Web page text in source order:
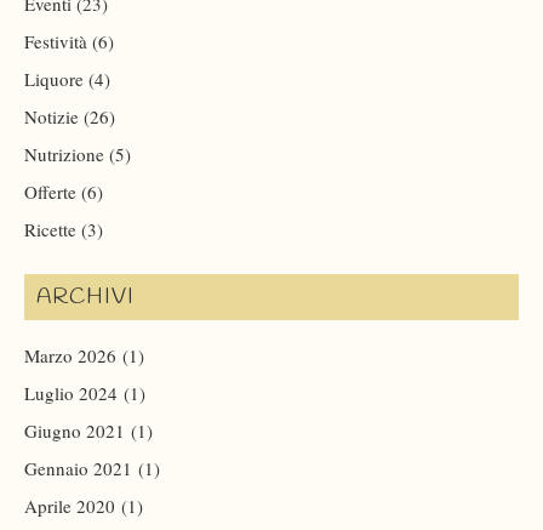
Festività (6)
Liquore (4)
Notizie (26)
Nutrizione (5)
Offerte (6)
Ricette (3)
ARCHIVI
Marzo 2026 (1)
Luglio 2024 (1)
Giugno 2021 (1)
Gennaio 2021 (1)
Aprile 2020 (1)